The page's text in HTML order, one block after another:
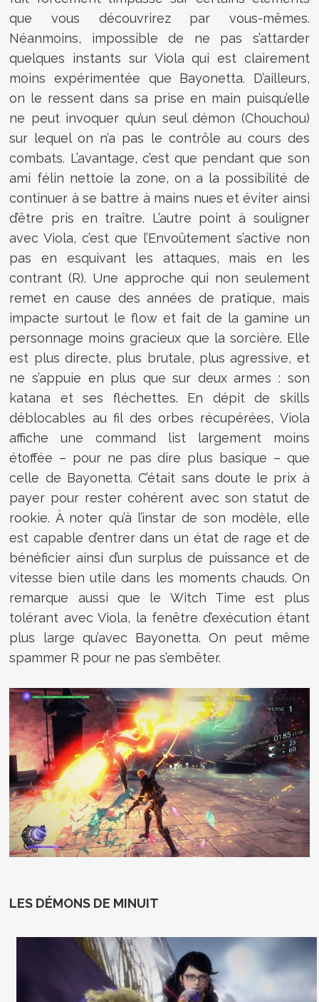
que vous découvrirez par vous-mêmes.
Néanmoins, impossible de ne pas s’attarder
quelques instants sur Viola qui est clairement
moins expérimentée que Bayonetta. D’ailleurs,
on le ressent dans sa prise en main puisqu’elle
ne peut invoquer qu’un seul démon (Chouchou)
sur lequel on n’a pas le contrôle au cours des
combats. L’avantage, c’est que pendant que son
ami félin nettoie la zone, on a la possibilité de
continuer à se battre à mains nues et éviter ainsi
d’être pris en traître. L’autre point à souligner
avec Viola, c’est que l’Envoûtement s’active non
pas en esquivant les attaques, mais en les
contrant (R). Une approche qui non seulement
remet en cause des années de pratique, mais
impacte surtout le flow et fait de la gamine un
personnage moins gracieux que la sorcière. Elle
est plus directe, plus brutale, plus agressive, et
ne s’appuie en plus que sur deux armes : son
katana et ses fléchettes. En dépit de skills
déblocables au fil des orbes récupérées, Viola
affiche une command list largement moins
étoffée – pour ne pas dire plus basique – que
celle de Bayonetta. C’était sans doute le prix à
payer pour rester cohérent avec son statut de
rookie. À noter qu’à l’instar de son modèle, elle
est capable d’entrer dans un état de rage et de
bénéficier ainsi d’un surplus de puissance et de
vitesse bien utile dans les moments chauds. On
remarque aussi que le Witch Time est plus
tolérant avec Viola, la fenêtre d’exécution étant
plus large qu’avec Bayonetta. On peut même
spammer R pour ne pas s’embêter.
LES DÉMONS DE MINUIT